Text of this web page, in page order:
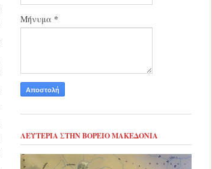
Μήνυμα *
ΛΕΥΤΕΡΙΑ ΣΤΗΝ ΒΟΡΕΙΟ ΜΑΚΕΔΟΝΙΑ